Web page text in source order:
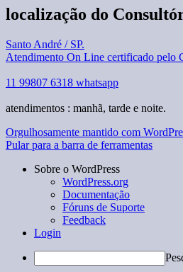
localização do
Santo André / SP.
Atendimento On Line certificado pelo
11 99807 6318 whatsapp
atendimentos : manhã, tarde e noite.
Orgulhosamente mantido com
Pular para a barra de ferramentas
Sobre o WordPress
WordPress.org
Documentação
Fóruns de Suporte
Feedback
Login